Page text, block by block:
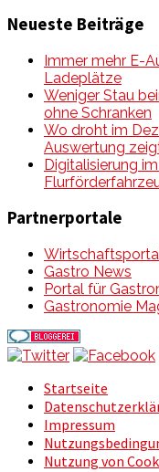
Neueste Beiträge
Immer mehr E-
Ladeplätze
Weniger Stau
ohne Schranken
Wo droht im
Auswertung
Digitalisierung
Partnerportale
Gastro News
Portal für
Gastronomie
Startseite
Impressum
Nutzung von